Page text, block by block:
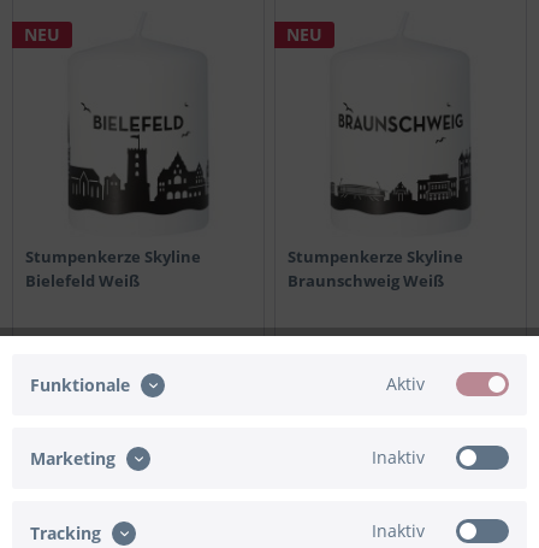
NEU
Stumpenkerze Skyline
Bielefeld Weiß
NEU
Stumpenkerze Skyline
Braunschweig Weiß
Funktionale Aktiv
Marketing Inaktiv
Tracking Inaktiv